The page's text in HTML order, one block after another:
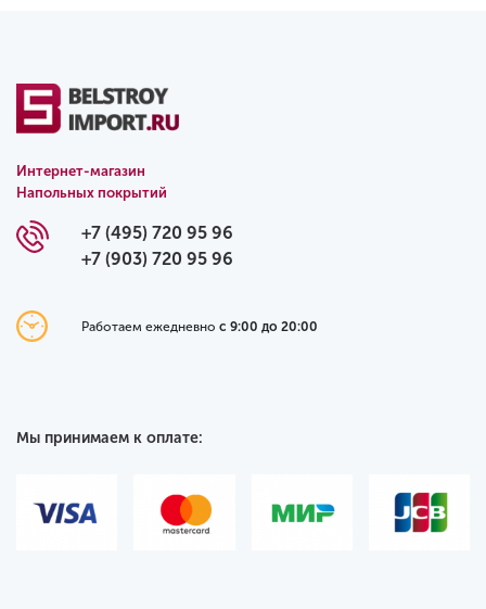
Интернет-магазин
Напольных покрытий
+7 (495) 720 95 96
+7 (903) 720 95 96
Работаем ежедневно с 9:00 до 20:00
Мы принимаем к оплате: